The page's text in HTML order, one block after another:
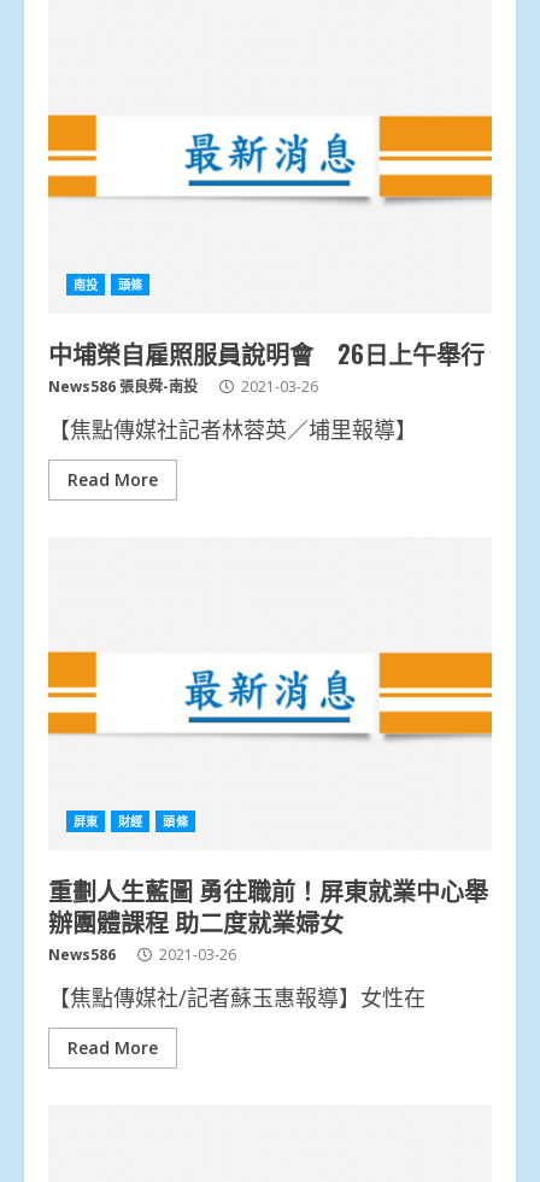
南投 頭條
中埔榮自雇照服員說明會 26日上午舉行
News586 張良舜-南投 2021-03-26
【焦點傳媒社記者林蓉英／埔里報導】
Read More
屏東 財經 頭條
重劃人生藍圖 勇往職前！屏東就業中心舉
辦團體課程 助二度就業婦女
News586 2021-03-26
【焦點傳媒社/記者蘇玉惠報導】女性在
Read More